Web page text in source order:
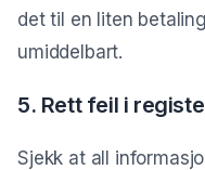
det til en liten
umiddelbart.
5. Rett feil i
Sjekk at all